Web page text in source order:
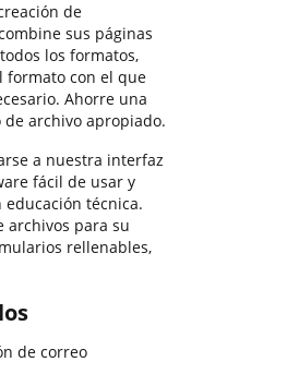
de
sus páginas
los formatos,
formato con el que
Ahorre una
archivo apropiado.
a nuestra interfaz
fácil de usar y
técnica.
archivos para su
rellenables,
de correo